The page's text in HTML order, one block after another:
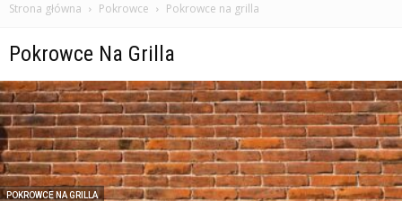
Strona główna Pokrowce Pokrowce na grilla
Pokrowce Na Grilla
POKROWCE NA GRILLA